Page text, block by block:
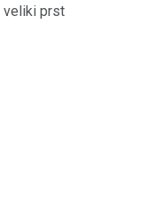
veliki prst